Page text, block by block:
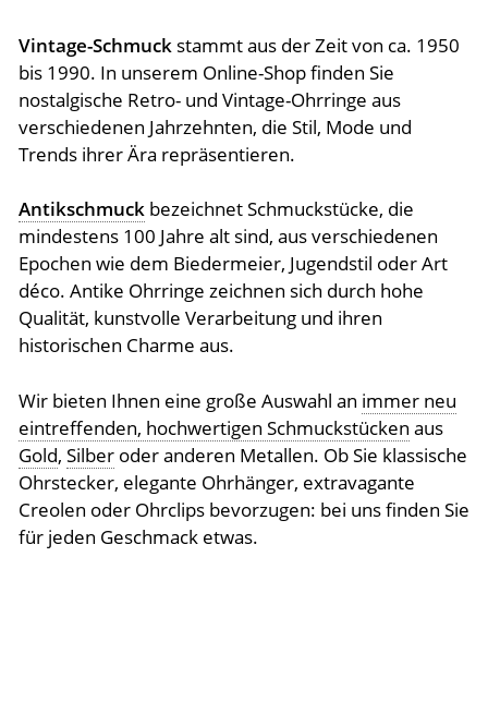
Vintage-Schmuck stammt aus der Zeit von ca. 1950
bis 1990. In unserem Online-Shop finden Sie
nostalgische Retro- und Vintage-Ohrringe aus
verschiedenen Jahrzehnten, die Stil, Mode und
Trends ihrer Ära repräsentieren.
Antikschmuck bezeichnet Schmuckstücke, die
mindestens 100 Jahre alt sind, aus verschiedenen
Epochen wie dem Biedermeier, Jugendstil oder Art
déco. Antike Ohrringe zeichnen sich durch hohe
Qualität, kunstvolle Verarbeitung und ihren
historischen Charme aus.
Wir bieten Ihnen eine große Auswahl an immer neu
eintreffenden, hochwertigen Schmuckstücken aus
Gold, Silber oder anderen Metallen. Ob Sie klassische
Ohrstecker, elegante Ohrhänger, extravagante
Creolen oder Ohrclips bevorzugen: bei uns finden Sie
für jeden Geschmack etwas.